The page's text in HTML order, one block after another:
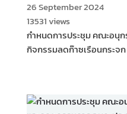
26 September 2024
13531 views
กำหนดการประชุม คณะอนุ
กิจกรรมลดก๊าซเรือนกระจ